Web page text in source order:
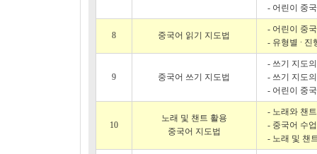
- 어린이 중
8 중국어 읽기 지도법
- 어린이 중
- 유형별 ∙ 진
9 중국어 쓰기 지도법
- 쓰기 지도
- 쓰기 지도
- 어린이 중
10
노래 및 챈트 활용
중국어 지도법
- 노래와 챈
- 중국어 수
- 노래 및 챈